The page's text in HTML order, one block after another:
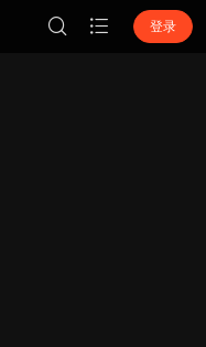
登录